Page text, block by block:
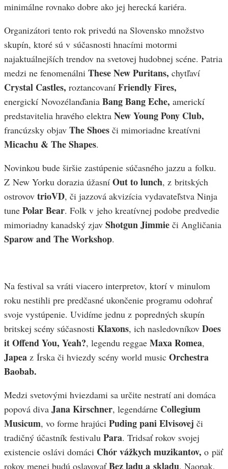
minimálne rovnako dobre ako jej herecká kariéra.
Organizátori tento rok privedú na Slovensko množstvo
skupín, ktoré sú v súčasnosti hnacími motormi
najaktuálnejších trendov na svetovej hudobnej scéne. Patria
medzi ne fenomenálni These New Puritans, chytľaví
Crystal Castles, roztancovaní Friendly Fires,
energickí Novozélanďania Bang Bang Eche, americkí
predstavitelia hravého elektra New Young Pony Club,
francúzsky objav The Shoes či mimoriadne kreatívni
Micachu & The Shapes.
Novinkou bude širšie zastúpenie súčasného jazzu a folku.
Z New Yorku dorazia úžasní Out to lunch, z britských
ostrovov trioVD, či jazzová akvizícia vydavateľstva Ninja
tune Polar Bear. Folk v jeho kreatívnej podobe predvedie
mimoriadny kanadský zjav Shotgun Jimmie či Angličania
Sparow and The Workshop.
Na festival sa vráti viacero interpretov, ktorí v minulom
roku nestihli pre predčasné ukončenie programu odohrať
svoje vystúpenie. Uvidíme jednu z popredných skupín
britskej scény súčasnosti Klaxons, ich nasledovníkov Does
it Offend You, Yeah?, legendu reggae Maxa Romea,
Japea z Írska či hviezdy scény world music Orchestra
Baobab.
Medzi svetovými hviezdami sa určite nestratí ani domáca
popová diva Jana Kirschner, legendárne Collegium
Musicum, vo forme hrajúci Puding pani Elvisovej či
tradičný účastník festivalu Para. Tridsať rokov svojej
existencie oslávi domáci Chór vážkych muzikantov, o päť
rokov menej budú oslavovaťBez ladu a skladu. Naopak,